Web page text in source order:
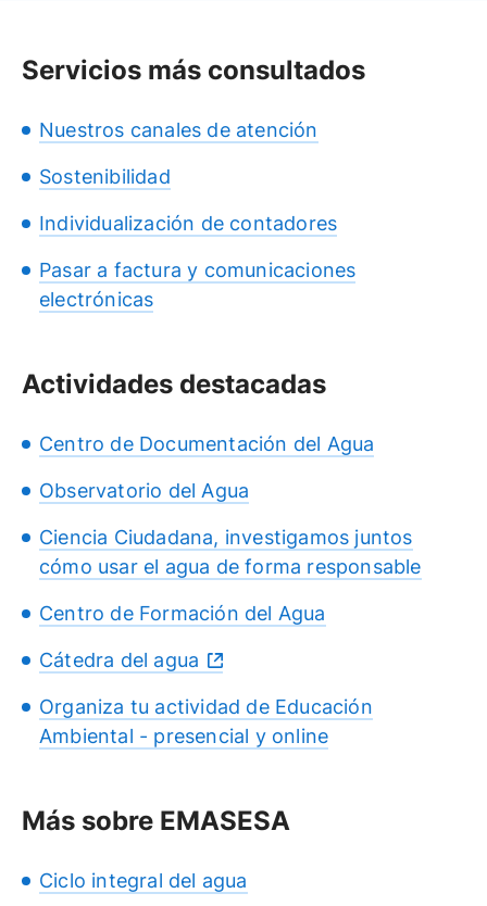
Servicios más consultados
Nuestros canales de atención
Sostenibilidad
Individualización de contadores
Pasar a factura y comunicaciones
electrónicas
Actividades destacadas
Centro de Documentación del Agua
Observatorio del Agua
Ciencia Ciudadana, investigamos juntos
cómo usar el agua de forma responsable
Centro de Formación del Agua
Cátedra del agua
Organiza tu actividad de Educación
Ambiental - presencial y online
Más sobre EMASESA
Ciclo integral del agua